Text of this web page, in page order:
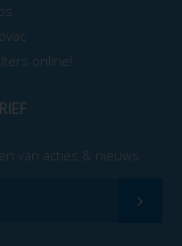
online!
van acties & nieuws